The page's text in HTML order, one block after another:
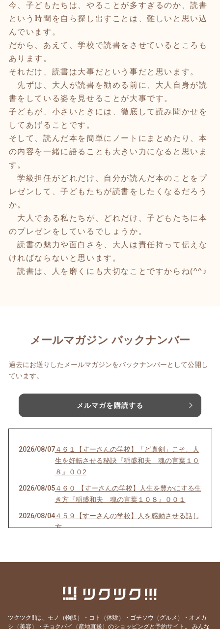
今、子どもたちは、やることが多すぎるのか、読書
という時間を自ら探し出すことは、難しいと思い込
んでいます。
だから、あえて、学校で読書をさせているところも
あります。
それだけ、読書は大事だという事だと思います。
先ずは、大人が読書を勧める前に、大人自身が読
書をしている姿を見せることが大事です。
子どもが、小さいときには、徹底して読み聞かせを
してあげることです。
そして、読んだ本を簡単にノートにまとめたり、本
の内容を一緒に語ることも大きい力になると思いま
す。
学級担任がどれだけ、自分が読んだ本のことをプ
レゼンして、子どもたちが読書をしたくなるだろう
か。
大人である私たちが、どれだけ、子どもたちに本
のプレゼンをしているでしょうか。
読書の魅力や面白さを、大人は責任持って伝えな
ければならないと思います。
読書は、人を磨くにも大切なことですからね(^^♪
メールマガジン バックナンバー
過去にお送りしたメールマガジンをバックナンバーとして公開し
ています。
メルマガを購読する
2026/08/07４６１【すーさんの学校】「ど真剣」こそ、人
生を好転させる秘訣『稲盛和夫 魂の言葉１０
８』００2
2026/08/05４６０ 【すーさんの学校】人生を豊かにする生
き方『稲盛和夫 魂の言葉１０８』００１
2026/08/04４５９【すーさんの学校】人を感動させる話し
方
４５６【すーさんの学校】「知覚動考（ともか
2026/07/31４５５【すーさんの学校】心にスニーカーをは
ツクツク!!!は、モノ（物販）・コト（体験）・ゴチソウ（グルメ）・オメカ
シ（美容）・チョクバイ（産地直送）のショッピングと予約サイト。
みんな